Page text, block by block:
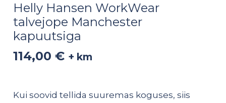
Helly Hansen WorkWear
talvejope Manchester
kapuutsiga
114,00€ + km
Kui soovid tellida suuremas koguses, siis